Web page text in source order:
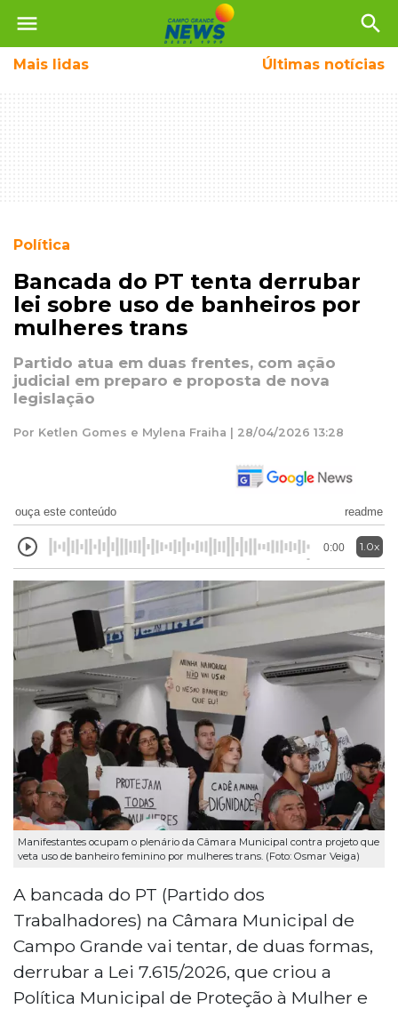
menu search
Mais lidas Últimas notícias
Política
Bancada do PT tenta derrubar
lei sobre uso de banheiros por
mulheres trans
Partido atua em duas frentes, com ação
judicial em preparo e proposta de nova
legislação
Por Ketlen Gomes e Mylena Fraiha | 28/04/2026 13:28
ouça este conteúdo readme
0:00 1.0x
Manifestantes ocupam o plenário da Câmara Municipal contra projeto que
veta uso de banheiro feminino por mulheres trans. (Foto: Osmar Veiga)
A bancada do PT (Partido dos
Trabalhadores) na Câmara Municipal de
Campo Grande vai tentar, de duas formas,
derrubar a Lei 7.615/2026, que criou a
Política Municipal de Proteção à Mulher e